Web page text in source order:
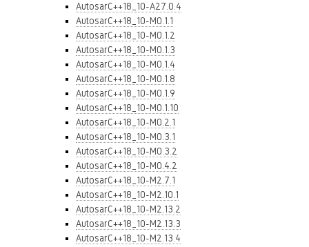
AutosarC++18_10-A27.0.4
AutosarC++18_10-M0.1.1
AutosarC++18_10-M0.1.2
AutosarC++18_10-M0.1.3
AutosarC++18_10-M0.1.4
AutosarC++18_10-M0.1.8
AutosarC++18_10-M0.1.9
AutosarC++18_10-M0.1.10
AutosarC++18_10-M0.2.1
AutosarC++18_10-M0.3.1
AutosarC++18_10-M0.3.2
AutosarC++18_10-M0.4.2
AutosarC++18_10-M2.7.1
AutosarC++18_10-M2.10.1
AutosarC++18_10-M2.13.2
AutosarC++18_10-M2.13.3
AutosarC++18_10-M2.13.4